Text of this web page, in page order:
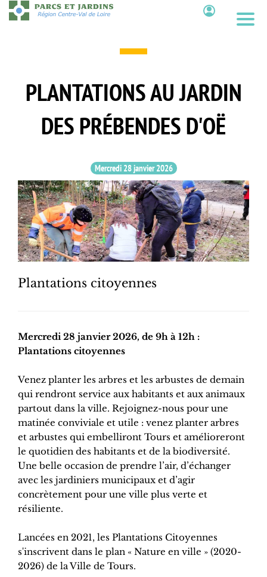
Aller
au
PLANTATIONS AU JARDIN
DES PRÉBENDES D'OË
Mercredi 28 janvier 2026
Plantations citoyennes
Mercredi 28 janvier 2026, de 9h à 12h :
Plantations citoyennes
Venez planter les arbres et les arbustes de demain
qui rendront service aux habitants et aux animaux
partout dans la ville. Rejoignez-nous pour une
matinée conviviale et utile : venez planter arbres
et arbustes qui embelliront Tours et amélioreront
le quotidien des habitants et de la biodiversité.
Une belle occasion de prendre l’air, d’échanger
avec les jardiniers municipaux et d’agir
concrètement pour une ville plus verte et
résiliente.
Lancées en 2021, les Plantations Citoyennes
s'inscrivent dans le plan « Nature en ville » (2020-
2026) de la Ville de Tours.